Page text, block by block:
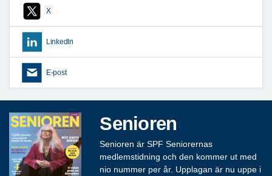
X
LinkedIn
E-post
Senioren
Senioren är SPF Seniorernas
medlemstidning och den kommer ut med
nio nummer per år. Upplagan är nu uppe i